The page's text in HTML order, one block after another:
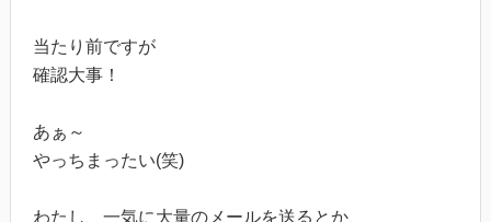
当たり前ですが
確認大事！
あぁ～
やっちまったい(笑)
わたし、一気に大量のメールを送るとか、